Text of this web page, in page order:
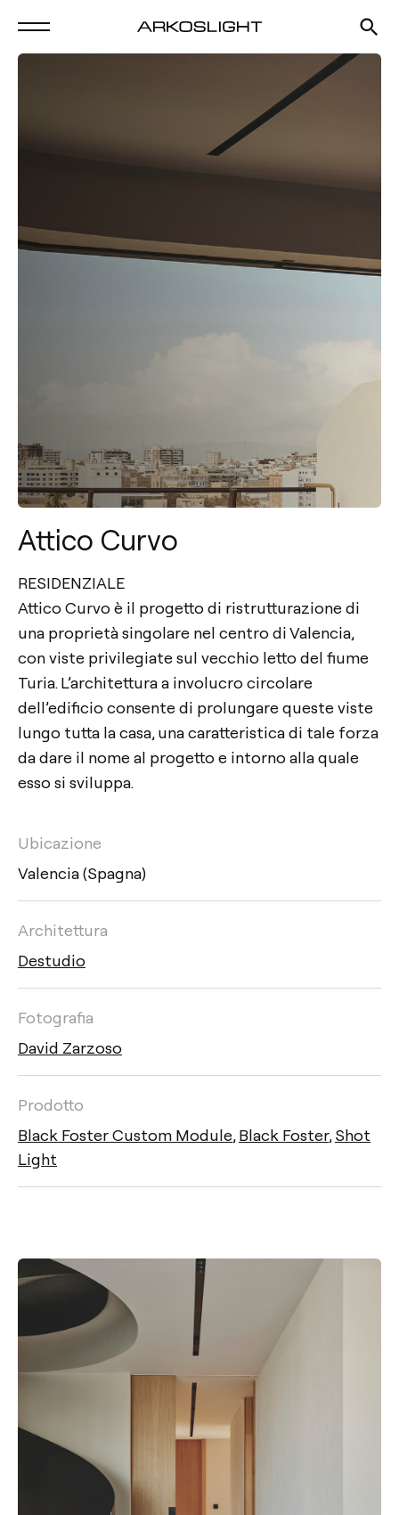
Attico Curvo
RESIDENZIALE
Attico Curvo è il progetto di ristrutturazione di
una proprietà singolare nel centro di Valencia,
con viste privilegiate sul vecchio letto del fiume
Turia. L’architettura a involucro circolare
dell’edificio consente di prolungare queste viste
lungo tutta la casa, una caratteristica di tale forza
da dare il nome al progetto e intorno alla quale
esso si sviluppa.
Ubicazione
Valencia (Spagna)
Architettura
Destudio
Fotografia
David Zarzoso
Prodotto
Black Foster Custom Module,Black Foster,Shot
Light